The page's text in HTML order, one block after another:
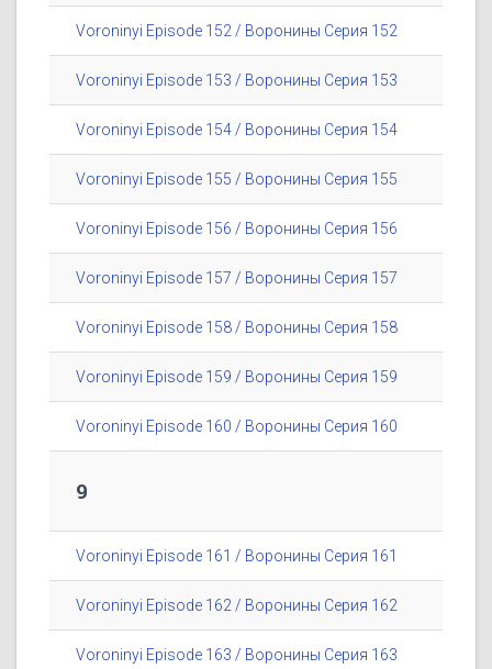
Voroninyi Episode 152 / Воронины Серия 152
Voroninyi Episode 153 / Воронины Серия 153
Voroninyi Episode 154 / Воронины Серия 154
Voroninyi Episode 155 / Воронины Серия 155
Voroninyi Episode 156 / Воронины Серия 156
Voroninyi Episode 157 / Воронины Серия 157
Voroninyi Episode 158 / Воронины Серия 158
Voroninyi Episode 159 / Воронины Серия 159
Voroninyi Episode 160 / Воронины Серия 160
9
Voroninyi Episode 161 / Воронины Серия 161
Voroninyi Episode 162 / Воронины Серия 162
Voroninyi Episode 163 / Воронины Серия 163